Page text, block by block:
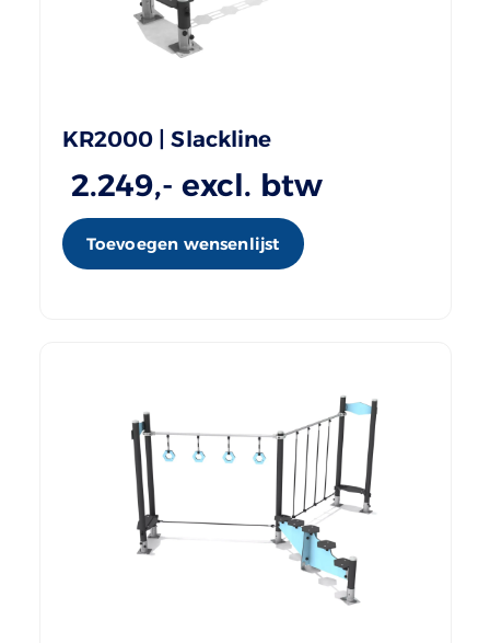
KR2000 | Slackline
2.249,- excl. btw
Toevoegen wensenlijst